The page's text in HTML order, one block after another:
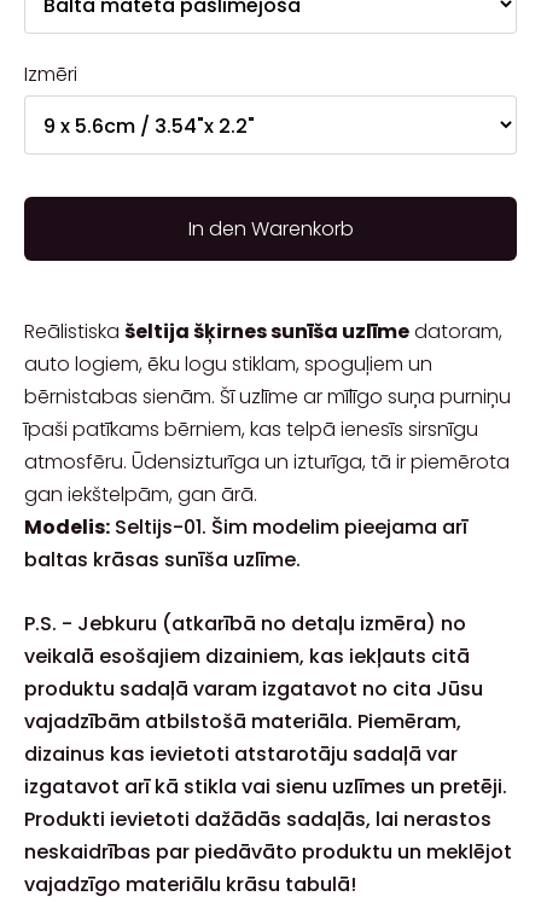
Izmēri
In den Warenkorb
Reālistiska šeltija šķirnes sunīša uzlīmedatoram,
auto logiem, ēku logu stiklam, spoguļiem un
bērnistabas sienām. Šī uzlīme ar mīlīgo suņa purniņu
īpaši patīkams bērniem, kas telpā ienesīs sirsnīgu
atmosfēru. Ūdensizturīga un izturīga, tā ir piemērota
gan iekštelpām, gan ārā.
Modelis: Seltijs-01. Šim modelim pieejama arī
baltas krāsas sunīša uzlīme.
P.S. - Jebkuru (atkarībā no detaļu izmēra) no
veikalā esošajiem dizainiem, kas iekļauts citā
produktu sadaļā varam izgatavot no cita Jūsu
vajadzībām atbilstošā materiāla. Piemēram,
dizainus kas ievietoti atstarotāju sadaļā var
izgatavot arī kā stikla vai sienu uzlīmes un pretēji.
Produkti ievietoti dažādās sadaļās, lai nerastos
neskaidrības par piedāvāto produktu un meklējot
vajadzīgo materiālu krāsu tabulā!